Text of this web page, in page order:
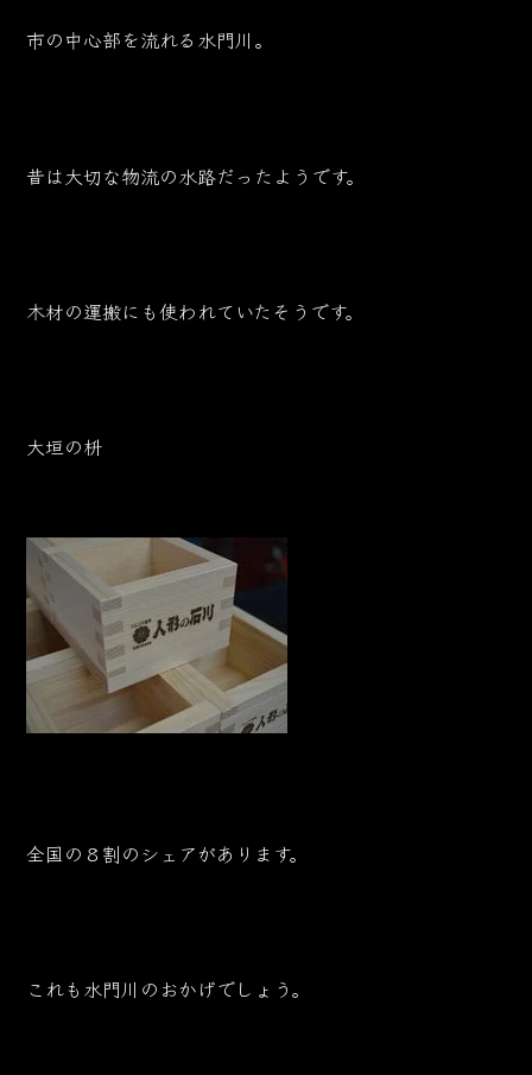
市の中心部を流れる水門川。
昔は大切な物流の水路だったようです。
木材の運搬にも使われていたそうです。
大垣の枡
全国の８割のシェアがあります。
これも水門川のおかげでしょう。